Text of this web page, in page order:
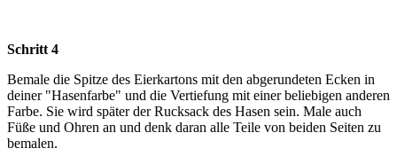
Schritt 4
Bemale die Spitze des Eierkartons mit den abgerundeten Ecken in
deiner "Hasenfarbe" und die Vertiefung mit einer beliebigen anderen
Farbe. Sie wird später der Rucksack des Hasen sein. Male auch
Füße und Ohren an und denk daran alle Teile von beiden Seiten zu
bemalen.